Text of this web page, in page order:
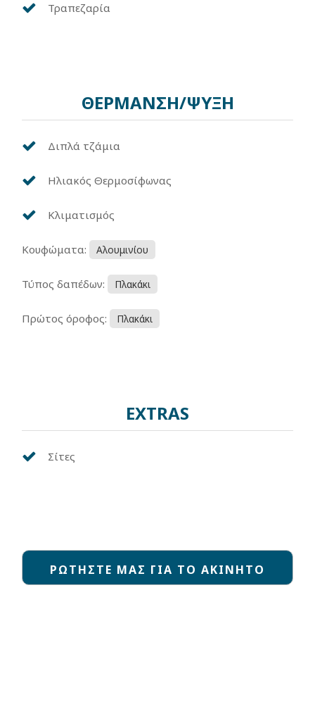
Τραπεζαρία
ΘΕΡΜΑΝΣΗ/ΨΥΞΗ
Διπλά τζάμια
Ηλιακός Θερμοσίφωνας
Κλιματισμός
Κουφώματα: Αλουμινίου
Τύπος δαπέδων: Πλακάκι
Πρώτος όροφος: Πλακάκι
EXTRAS
Σίτες
ΡΩΤΗΣΤΕ ΜΑΣ ΓΙΑ ΤΟ ΑΚΙΝΗΤΟ